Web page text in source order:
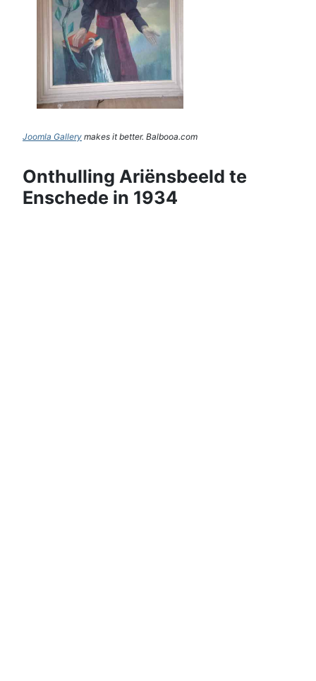
Joomla Gallery makes it better. Balbooa.com
Onthulling Ariënsbeeld te
Enschede in 1934